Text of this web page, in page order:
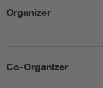
Organizer
Co-Organizer